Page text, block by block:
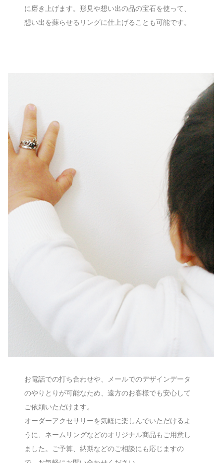
に磨き上げます。形見や想い出の品の宝石を使って、
想い出を蘇らせるリングに仕上げることも可能です。
お電話での打ち合わせや、メールでのデザインデータ
のやりとりが可能なため、遠方のお客様でも安心して
ご依頼いただけます。
オーダーアクセサリーを気軽に楽しんでいただけるよ
うに、ネームリングなどのオリジナル商品もご用意し
ました。ご予算、納期などのご相談にも応じますの